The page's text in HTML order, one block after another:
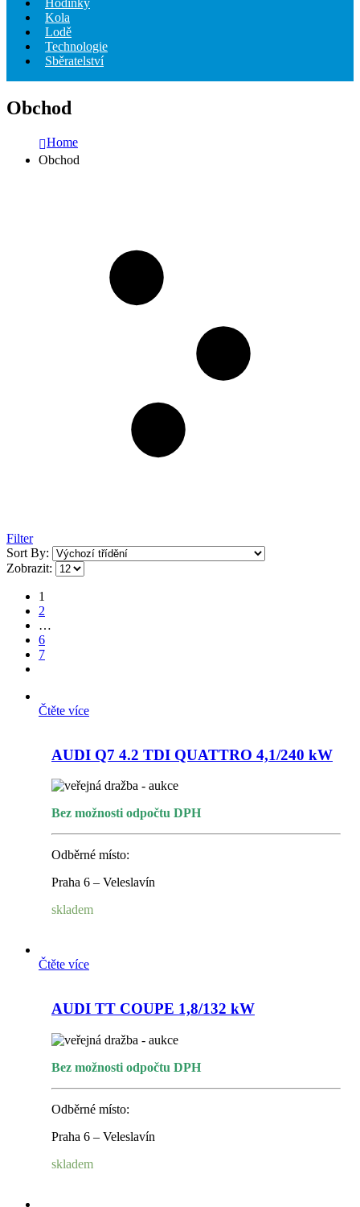
Hodinky
Kola
Lodě
Technologie
Sběratelství
Obchod
Home
Obchod
Filter
Sort By:
Zobrazit:
1
2
…
6
7
Čtěte více
AUDI Q7 4.2 TDI QUATTRO 4,1/240 kW
Bez možnosti odpočtu DPH
Odběrné místo:
Praha 6 – Veleslavín
skladem
Čtěte více
AUDI TT COUPE 1,8/132 kW
Bez možnosti odpočtu DPH
Odběrné místo:
Praha 6 – Veleslavín
skladem